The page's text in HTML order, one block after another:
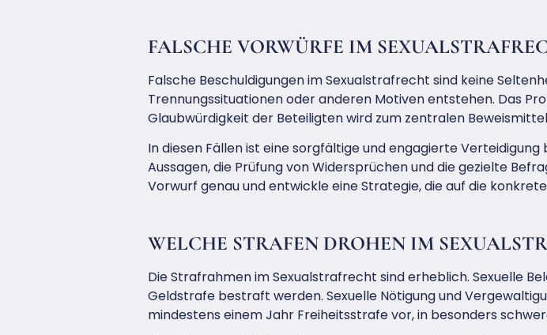
FALSCHE VORWÜRFE IM
Falsche Beschuldigungen im Sexualstrafrecht sind keine
Trennungssituationen oder anderen Motiven entstehen. Das
Glaubwürdigkeit der Beteiligten wird zum zentralen
In diesen Fällen ist eine sorgfältige und engagierte
Aussagen, die Prüfung von Widersprüchen und die gezielte
Vorwurf genau und entwickle eine Strategie, die auf die
WELCHE STRAFEN DROHEN IM
Die Strafrahmen im Sexualstrafrecht sind erheblich. Sexuelle
Geldstrafe bestraft werden. Sexuelle Nötigung und
mindestens einem Jahr Freiheitsstrafe vor, in besonders